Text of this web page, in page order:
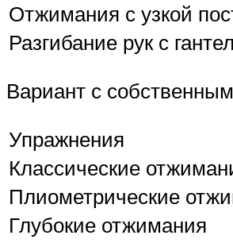
Отжимания с узкой
Разгибание рук с
Вариант с
Упражнения
Классические
Плиометрические
Глубокие отжимания